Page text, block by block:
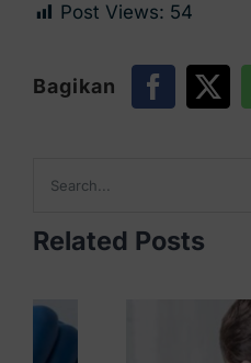
Post Views: 54
Bagikan
for:
Related Posts